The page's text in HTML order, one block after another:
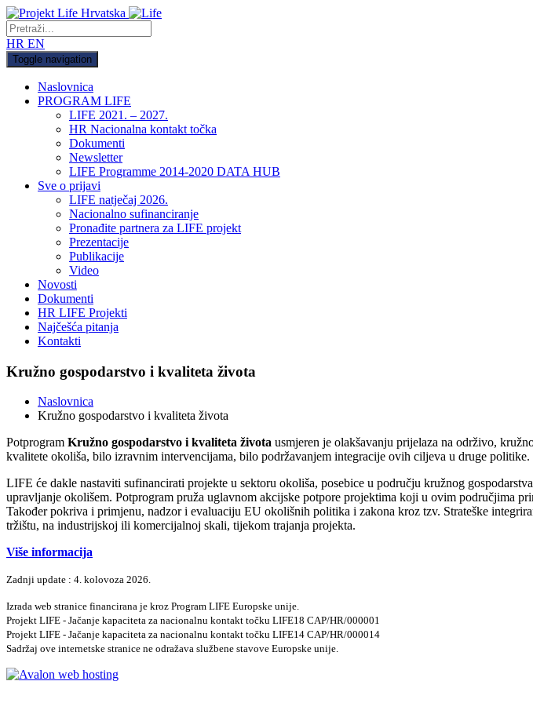
HR EN
Toggle navigation
Naslovnica
PROGRAM LIFE
LIFE 2021. – 2027.
HR Nacionalna kontakt točka
Dokumenti
Newsletter
LIFE Programme 2014-2020 DATA HUB
Sve o prijavi
LIFE natječaj 2026.
Nacionalno sufinanciranje
Pronađite partnera za LIFE projekt
Prezentacije
Publikacije
Video
Novosti
Dokumenti
HR LIFE Projekti
Najčešća pitanja
Kontakti
Kružno gospodarstvo i kvaliteta života
Naslovnica
Kružno gospodarstvo i kvaliteta života
Potprogram Kružno gospodarstvo i kvaliteta života usmjeren je olakšavanju prijelaza na održivo,
kvalitete okoliša, bilo izravnim intervencijama, bilo podržavanjem integracije ovih ciljeva u druge politike.
LIFE će dakle nastaviti sufinancirati projekte u sektoru okoliša, posebice u području kružnog
upravljanje okolišem. Potprogram pruža uglavnom akcijske potpore projektima koji u ovim područjima
Također pokriva i primjenu, nadzor i evaluaciju EU okolišnih politika i zakona kroz tzv. Strateške
tržištu, na industrijskoj ili komercijalnoj skali, tijekom trajanja projekta.
Više informacija
Zadnji update : 4. kolovoza 2026.
Izrada web stranice financirana je kroz Program LIFE Europske unije.
Projekt LIFE - Jačanje kapaciteta za nacionalnu kontakt točku LIFE18 CAP/HR/000001
Projekt LIFE - Jačanje kapaciteta za nacionalnu kontakt točku LIFE14 CAP/HR/000014
Sadržaj ove internetske stranice ne odražava službene stavove Europske unije.